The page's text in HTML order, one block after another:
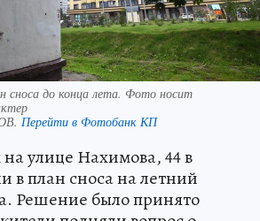
сноса до конца лета. Фото носит
Перейти в Фотобанк КП
улице Нахимова, 44 в
в план сноса на летний
Решение было принято